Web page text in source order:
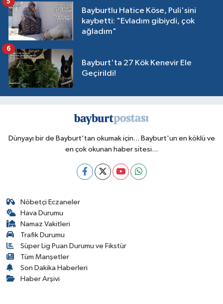
Bayburtlu Hatice Köse, Puli'sini
kaybetti: "Evladım gibiydi, çok
ağladım"
5
Bayburt'ta 27 Kök Kenevir Ele
Geçirildi!
6
Dünyayı bir de Bayburt'tan okumak için... Bayburt'un en köklü ve
en çok okunan haber sitesi...
Nöbetçi Eczaneler
Hava Durumu
Namaz Vakitleri
Trafik Durumu
Süper Lig Puan Durumu ve Fikstür
Tüm Manşetler
Son Dakika Haberleri
Haber Arşivi